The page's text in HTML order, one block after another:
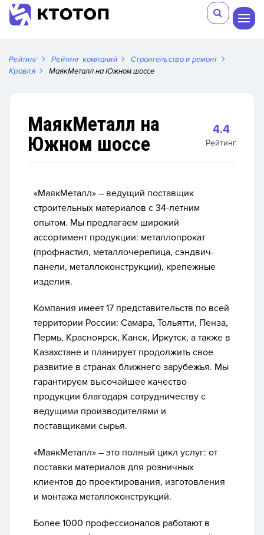
Рейтинг Рейтинг компаний
Строительство и ремонт
Кровля
МаякМеталл на Южном шоссе
МаякМеталл на
Южном шоссе
4.4
Рейтинг
«МаякМеталл» – ведущий поставщик
строительных материалов с 34-летним
опытом. Мы предлагаем широкий
ассортимент продукции: металлопрокат
(профнастил, металлочерепица, сэндвич-
панели, металлоконструкции), крепежные
изделия.
Компания имеет 17 представительств по всей
территории России: Самара, Тольятти, Пенза,
Пермь, Красноярск, Канск, Иркутск, а также в
Казахстане и планирует продолжить свое
развитие в странах ближнего зарубежья. Мы
гарантируем высочайшее качество
продукции благодаря сотрудничеству с
ведущими производителями и
поставщиками сырья.
«МаякМеталл» – это полный цикл услуг: от
поставки материалов для розничных
клиентов до проектирования, изготовления
и монтажа металлоконструкций.
Более 1000 профессионалов работают в